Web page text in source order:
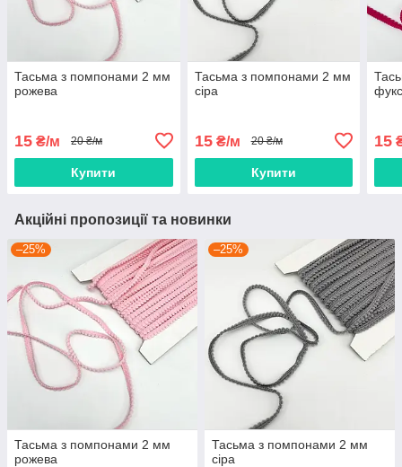
Тасьма з помпонами 2 мм
рожева
15 ₴/м 20 ₴/м
Купити
Тасьма з помпонами 2 мм
сіра
15₴/м 20 ₴/м
Купити
15
Акційні пропозиції та новинки
–25%
Тасьма з помпонами 2 мм
рожева
–25%
Тасьма з помпонами 2 мм
сіра